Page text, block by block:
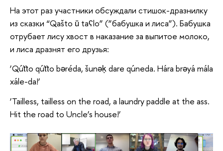
На этот раз участники обсуждали стишок-дразнилку
из сказки “Qašto ŭ taʕlo” (”бабушка и лиса”). Бабушка
отрубает лису хвост в наказание за выпитое молоко,
и лиса дразнят его друзья:
‘Qúṫṫo qúṫṫo bəréda, šunəḳ dare qúneda. Hára brəyá mála
xále-da!’
‘Tailless, tailless on the road, a laundry paddle at the ass.
Hit the road to Uncle’s house!’